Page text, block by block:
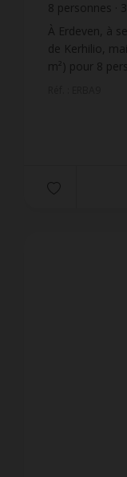
8 personnes 3
1
salle de bain
À Erdeven, à
de Kerhilio,
m²) pour 8